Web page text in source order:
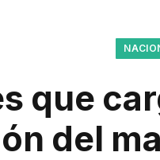
que
del